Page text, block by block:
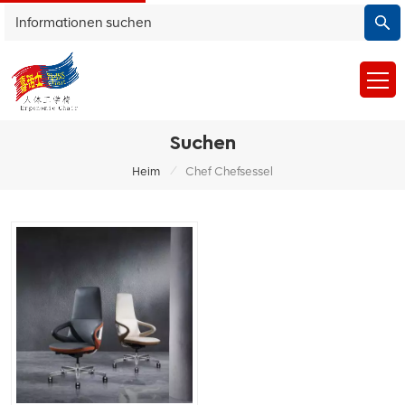
Suchen
Heim / Chef Chefsessel